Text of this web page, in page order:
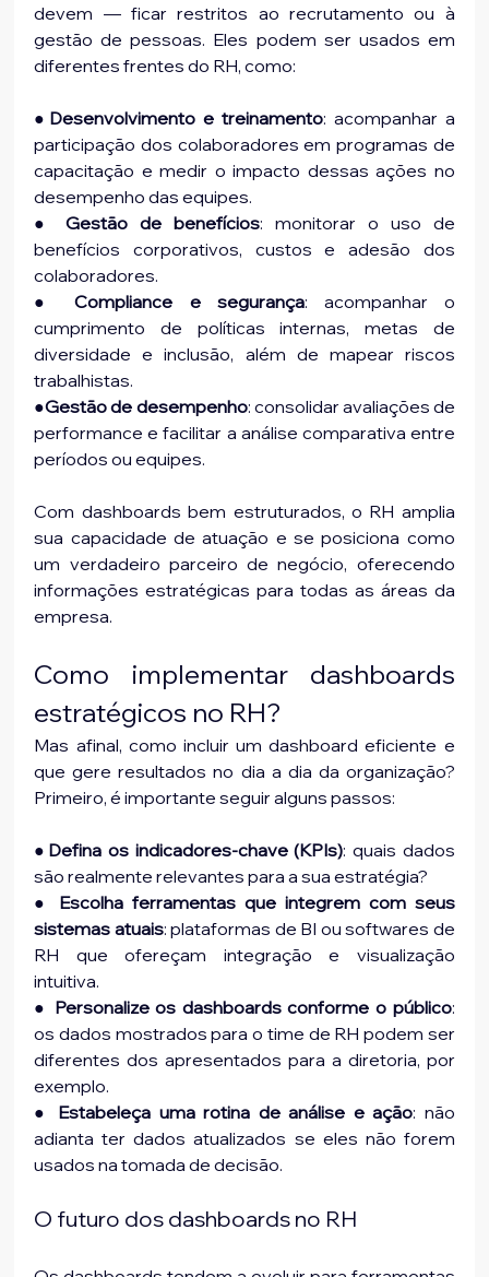
devem — ficar restritos ao recrutamento ou à
gestão de pessoas. Eles podem ser usados em
diferentes frentes do RH, como:
● Desenvolvimento e treinamento: acompanhar a
participação dos colaboradores em programas de
capacitação e medir o impacto dessas ações no
desempenho das equipes.
● Gestão de benefícios: monitorar o uso de
benefícios corporativos, custos e adesão dos
colaboradores.
● Compliance e segurança: acompanhar o
cumprimento de políticas internas, metas de
diversidade e inclusão, além de mapear riscos
trabalhistas.
●Gestão de desempenho: consolidar avaliações de
performance e facilitar a análise comparativa entre
períodos ou equipes.
Com dashboards bem estruturados, o RH amplia
sua capacidade de atuação e se posiciona como
um verdadeiro parceiro de negócio, oferecendo
informações estratégicas para todas as áreas da
empresa.
Como implementar dashboards
estratégicos no RH?
Mas afinal, como incluir um dashboard eficiente e
que gere resultados no dia a dia da organização?
Primeiro, é importante seguir alguns passos:
● Defina os indicadores-chave (KPIs): quais dados
são realmente relevantes para a sua estratégia?
● Escolha ferramentas que integrem com seus
sistemas atuais: plataformas de BI ou softwares de
RH que ofereçam integração e visualização
intuitiva.
● Personalize os dashboards conforme o público:
os dados mostrados para o time de RH podem ser
diferentes dos apresentados para a diretoria, por
exemplo.
● Estabeleça uma rotina de análise e ação: não
adianta ter dados atualizados se eles não forem
usados na tomada de decisão.
O futuro dos dashboards no RH